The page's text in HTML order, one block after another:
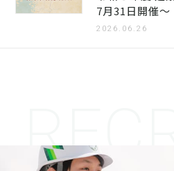
7月31日開催～
2026.06.26